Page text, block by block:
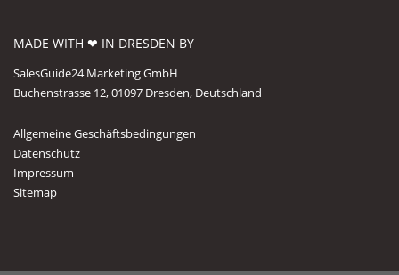
MADE WITH ❤ IN DRESDEN BY
SalesGuide24 Marketing GmbH
Buchenstrasse 12, 01097 Dresden, Deutschland
Allgemeine Geschäftsbedingungen
Datenschutz
Impressum
Sitemap